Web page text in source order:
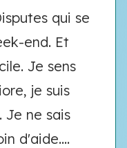
qui se
end. Et
Je sens
je suis
Je ne sais
d'aide....